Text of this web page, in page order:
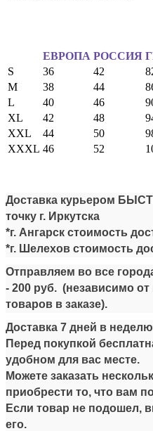
ЕВРОПА РОССИЯ
S
36 42
M
38 44
L
40 46
XL
42 48
XXL
44 50
XXXL 46 52
Доставка курьером
точку г. Иркутска
*г. Ангарск стоимость
*г. Шелехов стоимость
Отправляем во все
- 200 руб. (независимо от
товаров в заказе).
Доставка 7 дней в неделю
Перед покупкой
удобном для вас месте.
Можете заказать
приобрести то, что вам
Если товар не подошел,
его.